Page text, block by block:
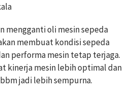
mengganti oli mesin sepeda
membuat kondisi sepeda
performa mesin tetap terjaga.
kinerja mesin lebih optimal dan
jadi lebih sempurna.